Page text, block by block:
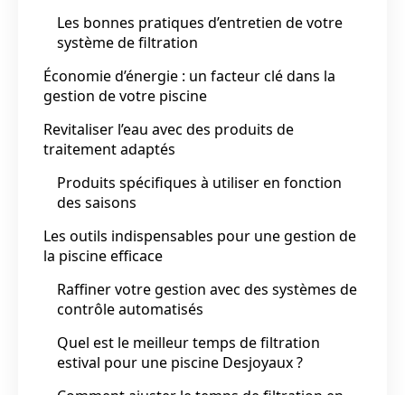
Les bonnes pratiques d’entretien de votre
système de filtration
Économie d’énergie : un facteur clé dans la
gestion de votre piscine
Revitaliser l’eau avec des produits de
traitement adaptés
Produits spécifiques à utiliser en fonction
des saisons
Les outils indispensables pour une gestion de
la piscine efficace
Raffiner votre gestion avec des systèmes de
contrôle automatisés
Quel est le meilleur temps de filtration
estival pour une piscine Desjoyaux ?